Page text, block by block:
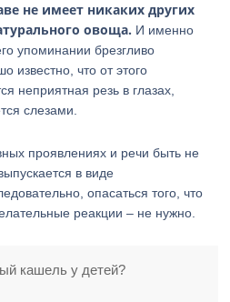
не имеет никаких других
овоща. И именно
упоминании брезгливо
известно, что от этого
неприятная резь в глазах,
слезами.
проявлениях и речи быть не
в виде
опасаться того, что
реакции – не нужно.
кашель у детей?